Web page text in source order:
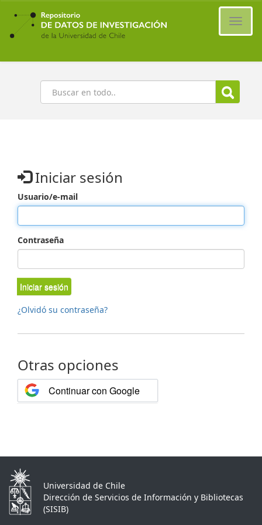
Ir
contenido
principal
Buscar
Iniciar sesión
Usuario/e-mail
Contraseña
Iniciar sesión
¿Olvidó su contraseña?
Otras opciones
Continuar con Google
Universidad de Chile
Dirección de Servicios de Información y Bibliotecas
(SISIB)